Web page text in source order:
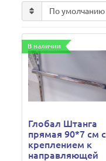
В наличии
Глобал Штанга
прямая 90*7 см с
креплением к
направляющей